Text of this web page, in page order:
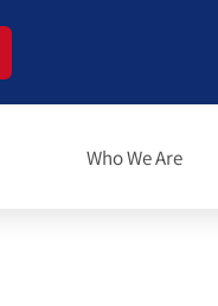
Who We Are